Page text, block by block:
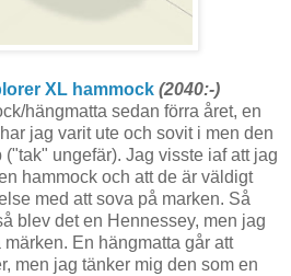
XL hammock (2040:-)
hängmatta sedan förra året, en
jag varit ute och sovit i men den
ungefär). Jag visste iaf att jag
hammock och att de är väldigt
med att sova på marken. Så
blev det en Hennessey, men jag
En hängmatta går att
men jag tänker mig den som en